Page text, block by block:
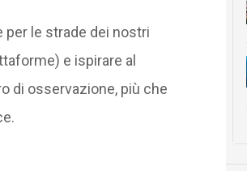
per le strade dei nostri
e ispirare al
di osservazione, più che